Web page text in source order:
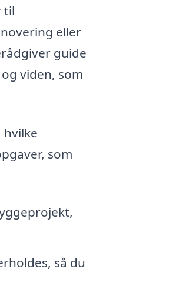
til
eller
guide
viden, som
som
så du